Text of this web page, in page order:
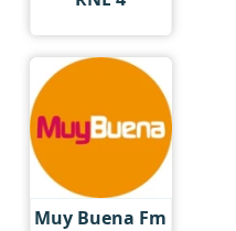
Muy Buena Fm